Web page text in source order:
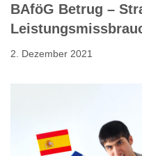
BAföG Betrug –
2. Dezember 2021